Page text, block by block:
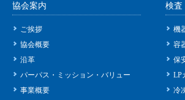
協会案内
ご挨拶
協会概要
沿革
パーパス・ミッション・バリュー
事業概要
検査
機
容
保
LP
冷